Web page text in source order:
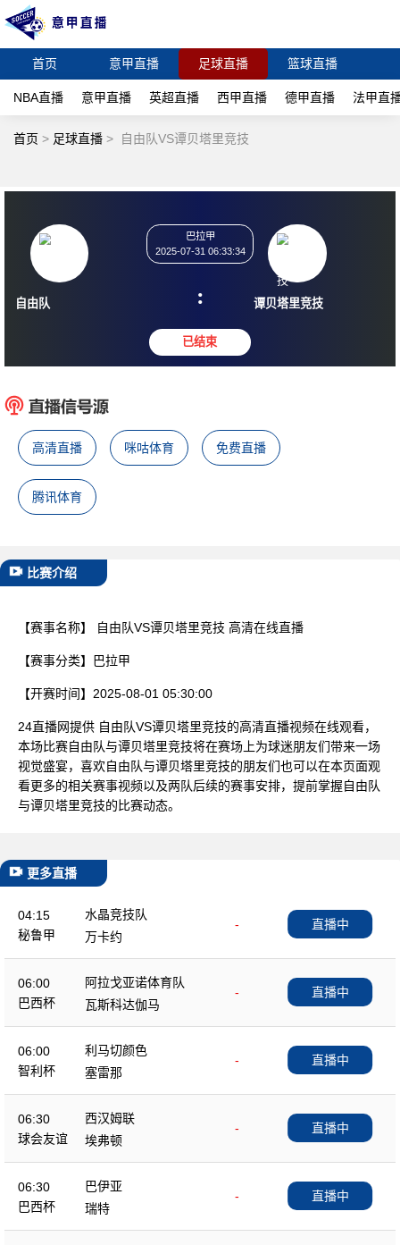
首页 意甲直播 足球直播 篮球直播
NBA直播 意甲直播 英超直播 西甲直播 德甲直播 法甲直
首页 > 足球直播 > 自由队VS谭贝塔里竞技
自由队
2025-07-31 06:33:34
: 谭贝塔里竞技
高清直播 咪咕体育 免费直播
腾讯体育
比赛介绍
【赛事名称】 自由队VS谭贝塔里竞技 高清在线直播
【赛事分类】 巴拉甲
【开赛时间】 2025-08-01 05:30:00
24直播网提供 自由队VS谭贝塔里竞技的高清直播视频在线观看，
本场比赛自由队与谭贝塔里竞技将在赛场上为球迷朋友们带来一场
视觉盛宴，喜欢自由队与谭贝塔里竞技的朋友们也可以在本页面观
看更多的相关赛事视频以及两队后续的赛事安排，提前掌握自由队
与谭贝塔里竞技的比赛动态。
更多直播
04:15
秘鲁甲
水晶竞技队
-
万卡约
直播中
06:00
巴西杯
阿拉戈亚诺体育队
-
瓦斯科达伽马
直播中
06:00
智利杯
利马切颜色
-
塞雷那
直播中
06:30
球会友谊
西汉姆联
-
埃弗顿
直播中
06:30
巴西杯
巴伊亚
-
瑞特
直播中